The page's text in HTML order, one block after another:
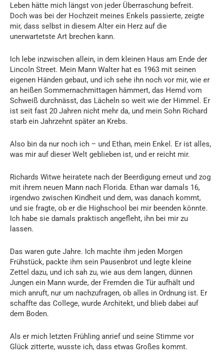
Leben hätte mich längst von jeder Überraschung befreit.
Doch was bei der Hochzeit meines Enkels passierte, zeigte
mir, dass selbst in diesem Alter ein Herz auf die
unerwartetste Art brechen kann.
Ich lebe inzwischen allein, in dem kleinen Haus am Ende der
Lincoln Street. Mein Mann Walter hat es 1963 mit seinen
eigenen Händen gebaut, und ich sehe ihn noch vor mir, wie er
an heißen Sommernachmittagen hämmert, das Hemd vom
Schweiß durchnässt, das Lächeln so weit wie der Himmel. Er
ist seit fast 20 Jahren nicht mehr da, und mein Sohn Richard
starb ein Jahrzehnt später an Krebs.
Also bin da nur noch ich – und Ethan, mein Enkel. Er ist alles,
was mir auf dieser Welt geblieben ist, und er reicht mir.
Richards Witwe heiratete nach der Beerdigung erneut und zog
mit ihrem neuen Mann nach Florida. Ethan war damals 16,
irgendwo zwischen Kindheit und dem, was danach kommt,
und sie fragte, ob er die Highschool bei mir beenden könnte.
Ich habe sie damals praktisch angefleht, ihn bei mir zu
lassen.
Das waren gute Jahre. Ich machte ihm jeden Morgen
Frühstück, packte ihm sein Pausenbrot und legte kleine
Zettel dazu, und ich sah zu, wie aus dem langen, dünnen
Jungen ein Mann wurde, der Fremden die Tür aufhält und
mich anruft, nur um nachzufragen, ob alles in Ordnung ist. Er
schaffte das College, wurde Architekt, und blieb dabei auf
dem Boden.
Als er mich letzten Frühling anrief und seine Stimme vor
Glück zitterte, wusste ich, dass etwas Großes kommt.